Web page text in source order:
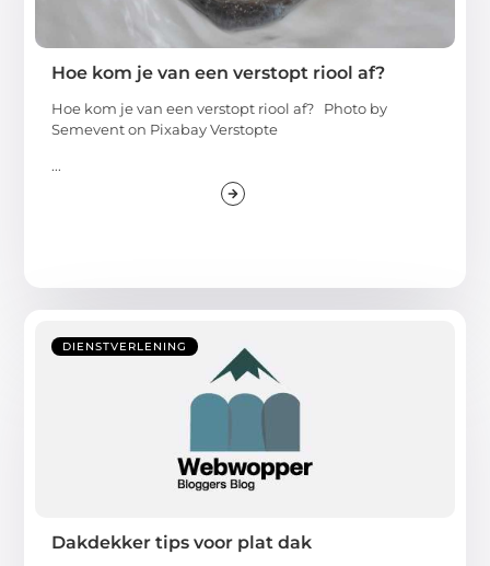
Hoe kom je van een verstopt riool af?
Hoe kom je van een verstopt riool af? ‍Photo by
Semevent on Pixabay Verstopte
...
DIENSTVERLENING
Dakdekker tips voor plat dak